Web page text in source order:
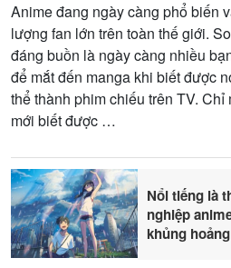
Anime đang ngày càng phổ biến
lượng fan lớn trên toàn thế giới.
đáng buồn là ngày càng nhiều
để mắt đến manga khi biết được
thể thành phim chiếu trên TV. Chỉ
mới biết được …
Nổi tiếng là
nghiệp
khủng hoảng